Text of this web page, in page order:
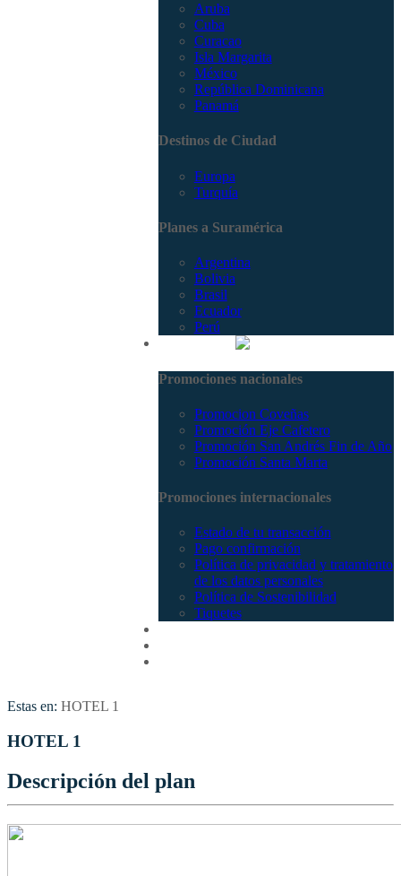
Aruba
Cuba
Curacao
Isla Margarita
México
República Dominicana
Panamá
Destinos de Ciudad
Europa
Turquía
Planes a Suramérica
Argentina
Bolivia
Brasil
Ecuador
Perú
Promociones nacionales
Promocion Coveñas
Promoción Eje Cafetero
Promoción San Andrés Fin de Año
Promoción Santa Marta
Promociones internacionales
Estado de tu transacción
Pago confirmación
Política de privacidad y tratamiento
de los datos personales
Política de Sostenibilidad
Tiquetes
Estas en: HOTEL 1
HOTEL 1
Descripción del plan